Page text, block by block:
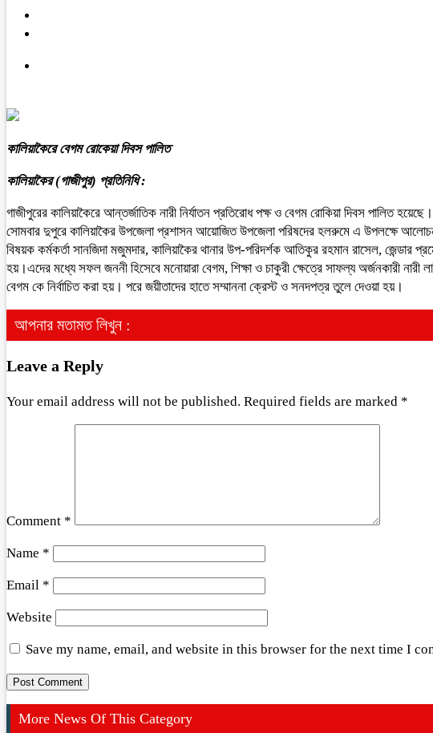
কালিয়াকৈরে বেগম রোকেয়া দিবস পালিত
কালিয়াকৈর (গাজীপুর) প্রতিনিধি :
গাজীপুরের কালিয়াকৈরে আন্তর্জাতিক নারী নির্যাতন প্রতিরোধ পক্ষ ও বেগম রোকিয়া দিবস পালিত হয়েছে।
সোমবার দুপুরে কালিয়াকৈর উপজেলা প্রশাসন আয়োজিত উপজেলা পরিষদের হলরুমে এ উপলক্ষে
বিষয়ক কর্মকর্তা সানজিদা মজুমদার, কালিয়াকৈর থানার উপ-পরিদর্শক আতিকুর রহমান রাসেল, জেন্ডার
হয়।এদের মধ্যে সফল জননী হিসেবে মনোয়ারা বেগম, শিক্ষা ও চাকুরী ক্ষেত্রে সাফল্য অর্জনকারী
বেগম কে নির্বাচিত করা হয়। পরে জয়ীতাদের হাতে সম্মাননা ক্রেস্ট ও সনদপত্র তুলে দেওয়া হয়।
আপনার মতামত লিখুন :
Leave a Reply
Your email address will not be published. Required fields are marked *
Comment *
Name *
Email *
Website
Save my name, email, and website in this browser for the next time I
More News Of This Category